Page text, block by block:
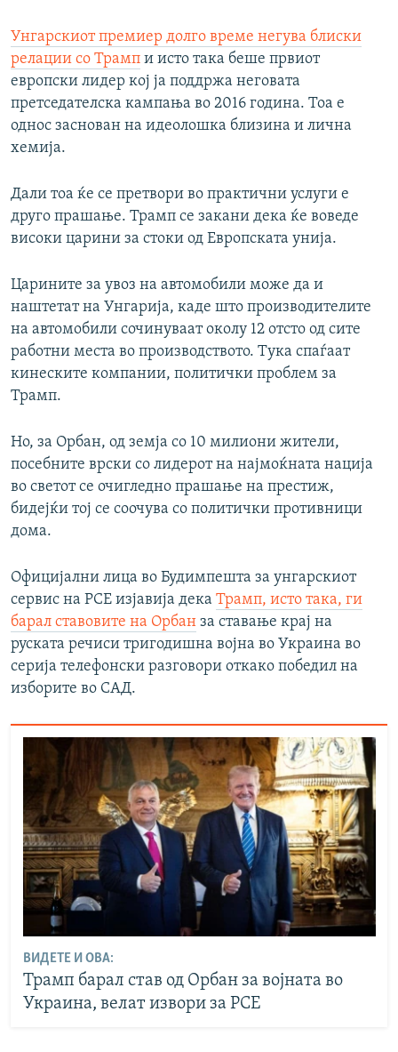
Унгарскиот премиер долго време негува блиски
релации со Трамп и исто така беше првиот
европски лидер кој ја поддржа неговата
претседателска кампања во 2016 година. Тоа е
однос заснован на идеолошка близина и лична
хемија.
Дали тоа ќе се претвори во практични услуги е
друго прашање. Трамп се закани дека ќе воведе
високи царини за стоки од Европската унија.
Царините за увоз на автомобили може да и
наштетат на Унгарија, каде што производителите
на автомобили сочинуваат околу 12 отсто од сите
работни места во производството. Тука спаѓаат
кинеските компании, политички проблем за
Трамп.
Но, за Орбан, од земја со 10 милиони жители,
посебните врски со лидерот на најмоќната нација
во светот се очигледно прашање на престиж,
бидејќи тој се соочува со политички противници
дома.
Официјални лица во Будимпешта за унгарскиот
сервис на РСЕ изјавија дека Трамп, исто така, ги
барал ставовите на Орбан за ставање крај на
руската речиси тригодишна војна во Украина во
серија телефонски разговори откако победил на
изборите во САД.
ВИДЕТЕ И ОВА:
Трамп барал став од Орбан за војната во
Украина, велат извори за РСЕ